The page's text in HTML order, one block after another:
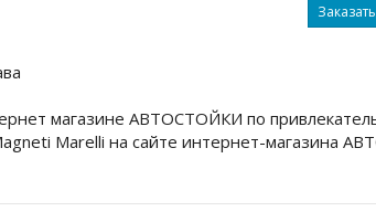
Заказать
магазине АВТОСТОЙКИ по
Marelli на сайте интернет-магазина